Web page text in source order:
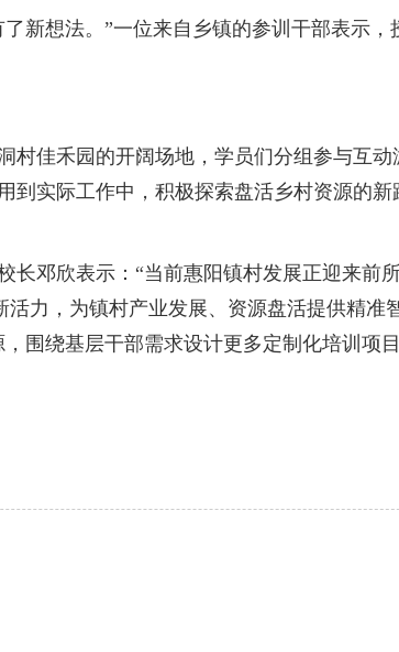
想法。”一位来自乡镇的参训干部表示，
佳禾园的开阔场地，学员们分组参与互动
到实际工作中，积极探索盘活乡村资源的新
邓欣表示：“当前惠阳镇村发展正迎来前
力，为镇村产业发展、资源盘活提供精准
围绕基层干部需求设计更多定制化培训项